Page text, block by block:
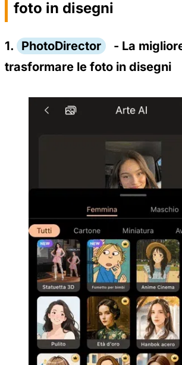
foto in disegni
1. PhotoDirector
- La
trasformare le foto in disegni